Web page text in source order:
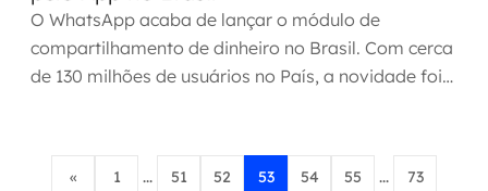
O WhatsApp acaba de lançar o módulo de
compartilhamento de dinheiro no Brasil. Com cerca
de 130 milhões de usuários no País, a novidade foi
« 1 ... 51 52 53 54 55 ... 73